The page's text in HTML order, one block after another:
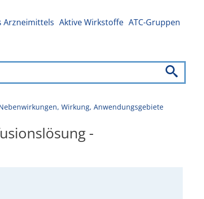
Arzneimittels Aktive Wirkstoffe ATC-Gruppen
Wirkung, Anwendungsgebiete
-